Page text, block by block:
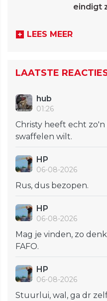
eindigt
LEES MEER
LAATSTE
hub
01:26
Christy heeft echt
swaffelen wilt.
HP
06-08-2026
Rus, dus bezopen.
HP
06-08-2026
Mag je vinden, zo
FAFO.
HP
06-08-2026
Stuurlui, wal, ga dr